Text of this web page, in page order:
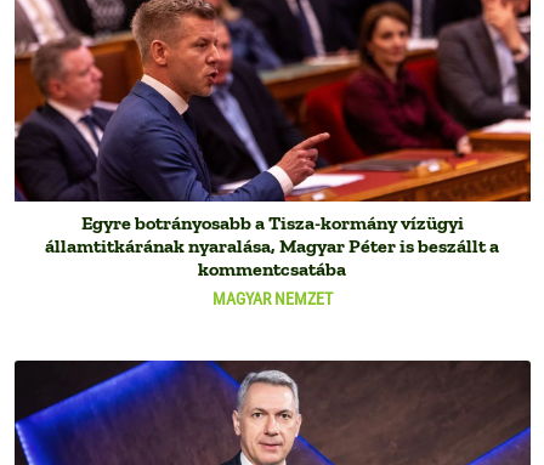
MAGYAR NEMZET
Egyre botrányosabb a Tisza-kormány vízügyi
államtitkárának nyaralása, Magyar Péter is beszállt a
kommentcsatába